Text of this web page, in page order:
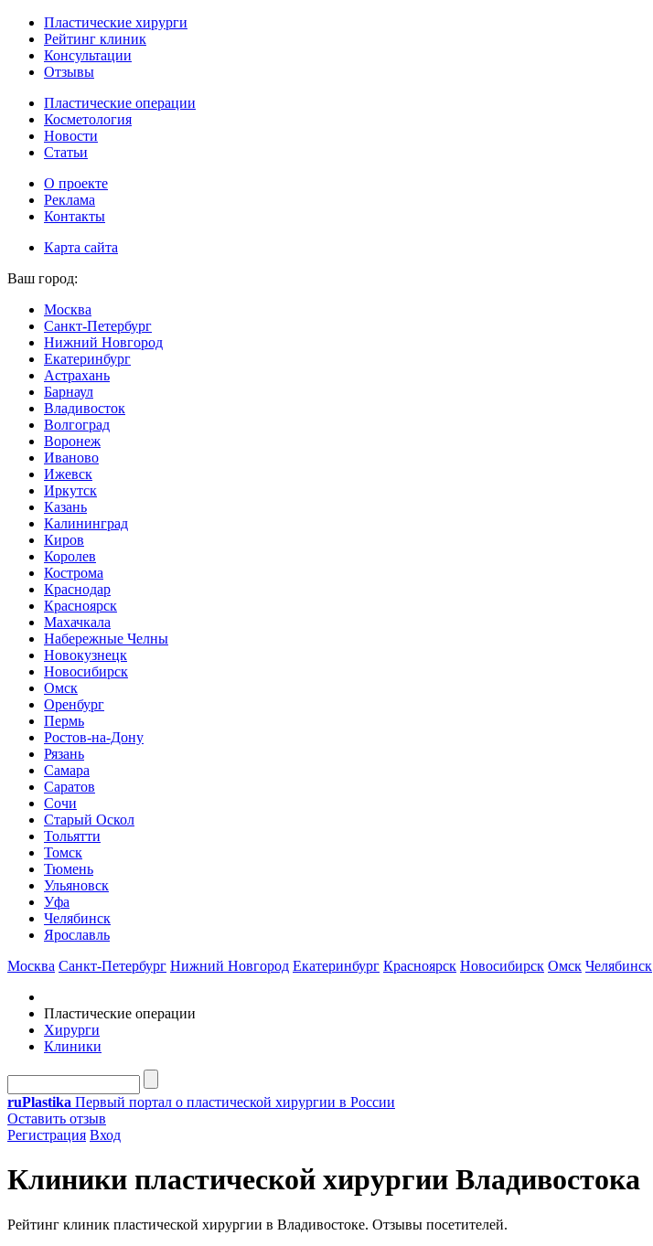
Пластические хирурги
Рейтинг клиник
Консультации
Отзывы
Пластические операции
Косметология
Новости
Статьи
О проекте
Реклама
Контакты
Карта сайта
Ваш город:
Москва
Санкт-Петербург
Нижний Новгород
Екатеринбург
Астрахань
Барнаул
Владивосток
Волгоград
Воронеж
Иваново
Ижевск
Иркутск
Казань
Калининград
Киров
Королев
Кострома
Краснодар
Красноярск
Махачкала
Набережные Челны
Новокузнецк
Новосибирск
Омск
Оренбург
Пермь
Ростов-на-Дону
Рязань
Самара
Саратов
Сочи
Старый Оскол
Тольятти
Томск
Тюмень
Ульяновск
Уфа
Челябинск
Ярославль
Москва Санкт-Петербург Нижний Новгород Екатеринбург Красноярск Новосибирск Омск Челябинск
Пластические операции
Хирурги
Клиники
ruPlastika Первый портал о пластической хирургии в России
Оставить отзыв
Регистрация Вход
Клиники пластической хирургии Владивостока
Рейтинг клиник пластической хирургии в Владивостоке. Отзывы посетителей.